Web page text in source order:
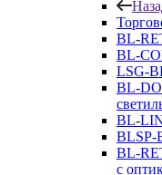
BL-
BL-
LSG-
BL-
BL-
BLSP-
BL-
с